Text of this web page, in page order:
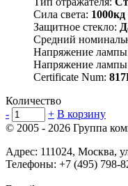
Сила света: 1000кд
Защитное стекло:
Средний
Напряжение лампы
Напряжение
Certificate Num:
Количество
-
+ В корзину
© 2005 - 2026 Группа
Адрес: 111024, Москва,
Телефоны: +7 (495) 798-